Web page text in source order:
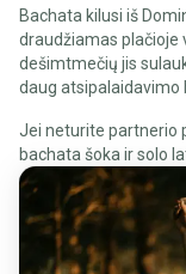
Bachata kilusi iš
draudžiamas plačioje
dešimtmečių jis
daug atsipalaidavimo
Jei neturite partnerio
bachata šoka ir solo